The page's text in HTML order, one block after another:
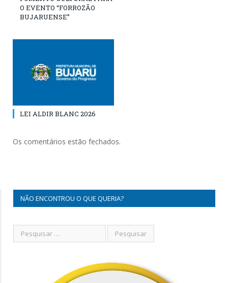
O EVENTO “FORROZÃO
BUJARUENSE”
LEI ALDIR BLANC 2026
Os comentários estão fechados.
NÃO ENCONTROU O QUE QUERIA?